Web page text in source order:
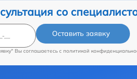
со
Оставить заявку
Вы соглашаетесь c политикой